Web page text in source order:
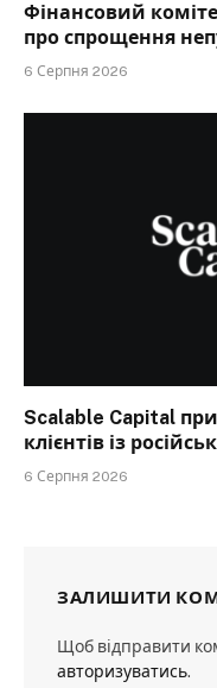
Фінансовий
про спрощення
6 Серпня 2026
Scalable Capital
клієнтів із
6 Серпня 2026
ЗАЛИШИТИ
Щоб відправити
авторизуватись.